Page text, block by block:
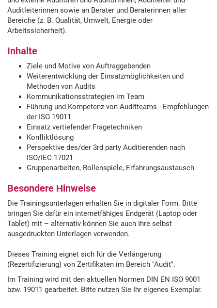
Auditleiterinnen sowie an Berater und Beraterinnen aller
Bereiche (z. B. Qualität, Umwelt, Energie oder
Arbeitssicherheit).
Inhalte
Ziele und Motive von Auftraggebenden
Weiterentwicklung der Einsatzmöglichkeiten und
Methoden von Audits
Kommunikationsstrategien im Team
Führung und Kompetenz von Auditteams - Empfehlungen
der ISO 19011
Einsatz vertiefender Fragetechniken
Konfliktlösung
Perspektive des/der 3rd party Auditierenden nach
ISO/IEC 17021
Gruppenarbeiten, Rollenspiele, Erfahrungsaustausch
Besondere Hinweise
Die Trainingsunterlagen erhalten Sie in digitaler Form. Bitte
bringen Sie dafür ein internetfähiges Endgerät (Laptop oder
Tablet) mit – alternativ können Sie auch Ihre selbst
ausgedruckten Unterlagen verwenden.
Dieses Training eignet sich für die Verlängerung
(Rezertifizierung) von Zertifikaten im Bereich "Audit".
Im Training wird mit den aktuellen Normen DIN EN ISO 9001
bzw. 19011 gearbeitet. Bitte nutzen Sie Ihr eigenes Exemplar.